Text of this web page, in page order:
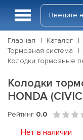
Главная Каталог
Тормозная система
Колодки тормозные
Колодки
HONDA
Рейтинг 0.0
Нет в наличии